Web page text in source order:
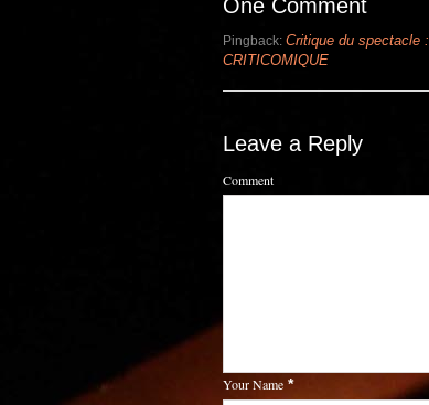
One Comment
Pingback: Critique du spectacle
CRITICOMIQUE
Leave a Reply
Comment
Your Name *